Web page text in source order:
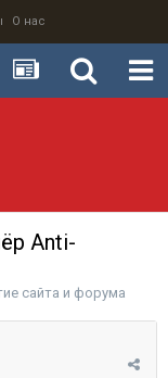
О нас
Anti-
сайта и форума